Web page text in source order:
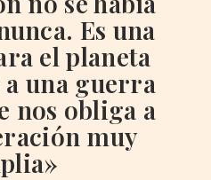
Es una
el planeta
una guerra
nos obliga a
muy